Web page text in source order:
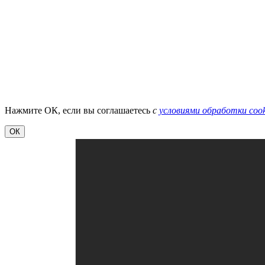
Нажмите ОК, если вы соглашаетесь с условиями обработки
ОК